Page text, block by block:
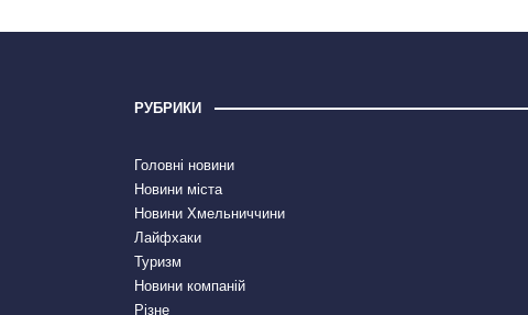
РУБРИКИ
Головні новини
Новини міста
Новини Хмельниччини
Лайфхаки
Туризм
Новини компаній
Різне